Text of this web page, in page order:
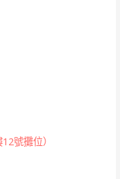
號攤位）